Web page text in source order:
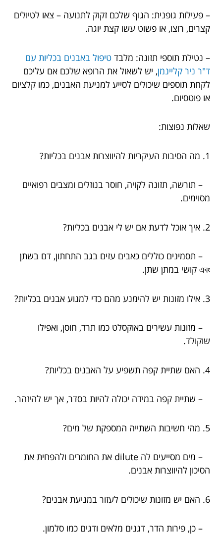
– פעילות גופנית: הגוף שלכם זקוק לתנועה – צאו לטיולים
קצרים, רוצו, או פשוט עשו קצת יוגה.
– נטילת תוספי תזונה: מלבד טיפול באבנים בכליות עם
ד"ר ניר קליינמן, יש לשאול את הרופא שלכם אם עליכם
לקחת תוספים שיכולים לסייע למניעת האבנים, כמו קלציום
או פוטסיום.
שאלות נפוצות:
1. מה הסיבות העיקריות להיווצרות אבנים בכליות?
– תורשה, תזונה לקויה, חוסר בנוזלים ומצבים רפואיים
מסוימים.
2. איך אוכל לדעת אם יש לי אבנים בכליות?
– תסמינים כוללים כאבים עזים בגב התחתון, דם בשתן
এবং קושי במתן שתן.
3. אילו מזונות יש להימנע מהם כדי למנוע אבנים בכליות?
– מזונות עשירים באוקסלט כמו תרד, חוסן, ואפילו
שוקולד.
4. האם שתיית קפה תשפיע על האבנים בכליות?
– שתיית קפה במידה יכולה להיות בסדר, אך יש להיזהר.
5. מהי חשיבות השתייה המספקת של מים?
– מים מסייעים לה dilute את החומרים ולהפחית את
הסיכון להיווצרות אבנים.
6. האם יש מזונות שיכולים לעזור במניעת אבנים?
– כן, פירות הדר, דגנים מלאים ודגים כמו סלמון.